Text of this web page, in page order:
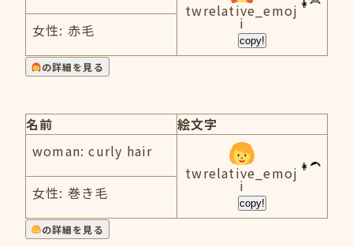
twrelative_emoj
i
copy!
女性: 赤毛
の詳細を見る
名前
絵文字
woman: curly hair
twrelative_emoj
i
copy!
女性: 巻き毛
の詳細を見る